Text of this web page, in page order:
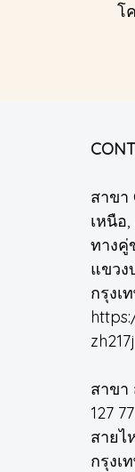
สาขา
เหนือ
ทางคู่
แขวง
กรุงเ
สาขา
127
สายไ
กรุงเ